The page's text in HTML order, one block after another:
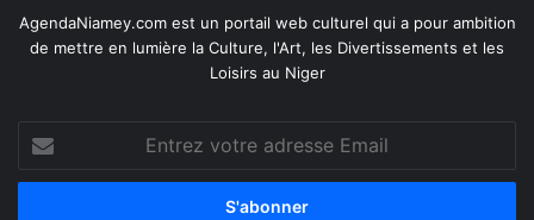
AgendaNiamey.com est un portail web culturel qui a pour ambition
de mettre en lumière la Culture, l'Art, les Divertissements et les
Loisirs au Niger
Entrez
votre
adresse